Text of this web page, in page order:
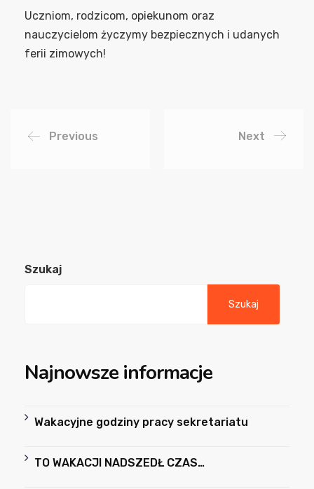
Uczniom, rodzicom, opiekunom oraz
nauczycielom życzymy bezpiecznych i udanych
ferii zimowych!
Previous Next
Szukaj
Szukaj
Najnowsze informacje
Wakacyjne godziny pracy sekretariatu
TO WAKACJI NADSZEDŁ CZAS…